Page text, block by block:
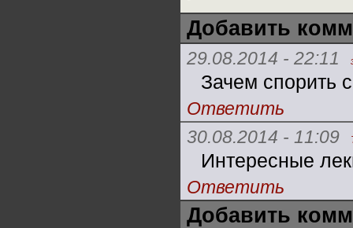
Добавить
29.08.2014 - 22:11
Зачем спорить
Ответить
30.08.2014 - 11:09
Интересные
Ответить
Добавить